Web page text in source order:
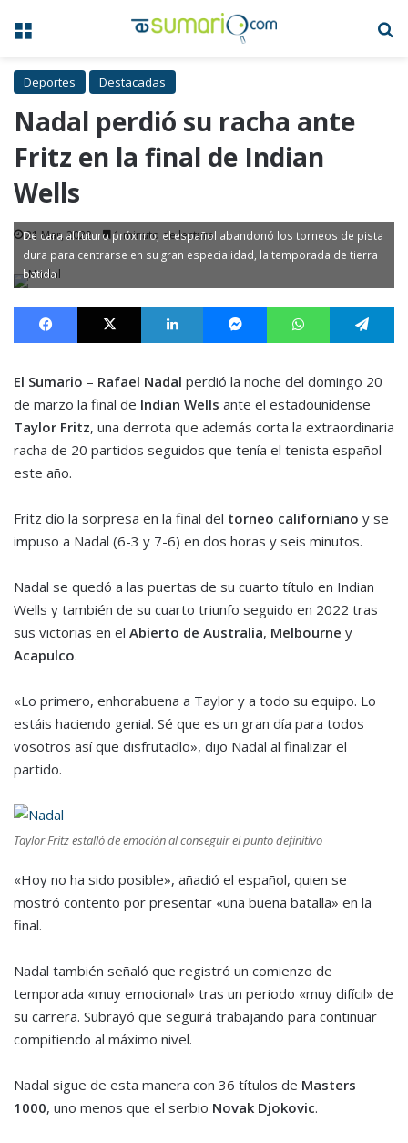
Menú
Deportes Destacadas
Nadal perdió su racha ante
Fritz en la final de Indian
Wells
21 Mar, 2022 1 minuto de lectura
De cara al futuro próximo, el español abandonó los torneos de pista
dura para centrarse en su gran especialidad, la temporada de tierra
batida
Facebook X LinkedIn MessengerWhatsApp
El Sumario – Rafael Nadal perdió la noche del domingo 20
de marzo la final de Indian Wells ante el estadounidense
Taylor Fritz, una derrota que además corta la extraordinaria
racha de 20 partidos seguidos que tenía el tenista español
este año.
Fritz dio la sorpresa en la final del torneo californiano y se
impuso a Nadal (6-3 y 7-6) en dos horas y seis minutos.
Nadal se quedó a las puertas de su cuarto título en Indian
Wells y también de su cuarto triunfo seguido en 2022 tras
sus victorias en el Abierto de Australia, Melbourne y
Acapulco.
«Lo primero, enhorabuena a Taylor y a todo su equipo. Lo
estáis haciendo genial. Sé que es un gran día para todos
vosotros así que disfrutadlo», dijo Nadal al finalizar el
partido.
Taylor Fritz estalló de emoción al conseguir el punto definitivo
«Hoy no ha sido posible», añadió el español, quien se
mostró contento por presentar «una buena batalla» en la
final.
Nadal también señaló que registró un comienzo de
temporada «muy emocional» tras un periodo «muy difícil» de
su carrera. Subrayó que seguirá trabajando para continuar
compitiendo al máximo nivel.
Nadal sigue de esta manera con 36 títulos de Masters
1000, uno menos que el serbio Novak Djokovic.